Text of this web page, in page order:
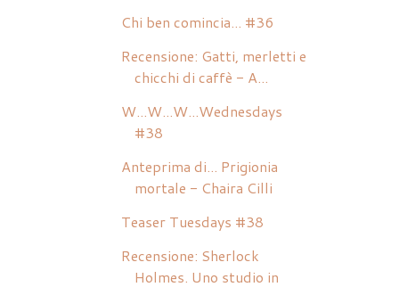
Chi ben comincia... #36
Recensione: Gatti, merletti e
chicchi di caffè - A...
W...W...W...Wednesdays
#38
Anteprima di... Prigionia
mortale - Chaira Cilli
Teaser Tuesdays #38
Recensione: Sherlock
Holmes. Uno studio in